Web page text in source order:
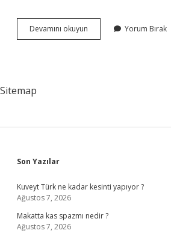
Devamını okuyun Ramazan
Bayramı
Yorum Bırak
Sitemap
Sidebar
Son Yazılar
Kuveyt Türk ne kadar kesinti yapıyor ?
Ağustos 7, 2026
Makatta kas spazmı nedir ?
Ağustos 7, 2026